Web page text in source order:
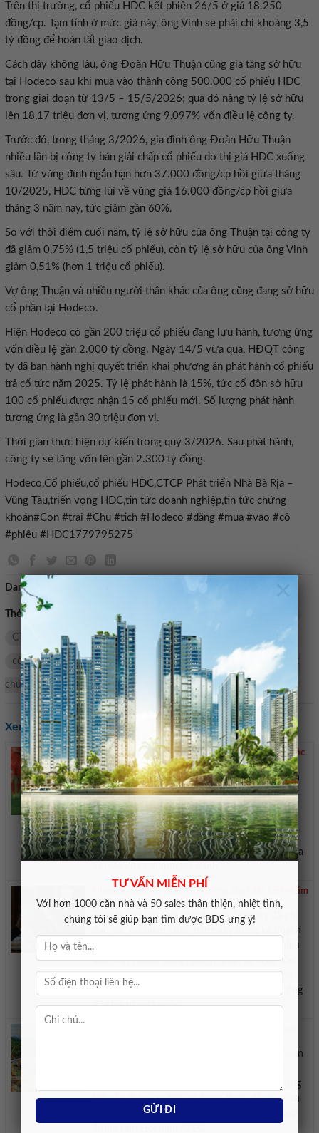
TƯ VẤN MIỄN PHÍ
Với hơn 1000 căn nhà và 50 sales thân thiện, nhiệt tình,
chúng tôi sẽ giúp bạn tìm được BĐS ưng ý!
×
Trên thị trường, cổ phiếu HDC kết phiên 26/5 ở giá 18.250
đồng/cp. Tạm tính ở mức giá này, ông Vinh sẽ phải chi khoảng 3,5
tỷ đồng để hoàn tất giao dịch.
Cách đây không lâu, ông Đoàn Hữu Thuận cũng gia tăng sở hữu
tại Hodeco sau khi mua vào thành công 500.000 cổ phiếu HDC
trong giai đoạn từ 13/5 – 15/5/2026; qua đó nâng tỷ lệ sở hữu
lên 18,17 triệu đơn vị, tương ứng 9,097% vốn điều lệ công ty.
Trước đó, trong tháng 3/2026, gia đình ông Đoàn Hữu Thuận
nhiều lần bị công ty bán giải chấp cổ phiếu do thị giá HDC xuống
sâu. Từ vùng đỉnh ngắn hạn hơn 37.000 đồng/cp hồi giữa tháng
10/2025, HDC từng lùi về vùng giá 16.000 đồng/cp hồi giữa
tháng 3 năm nay, tức giảm gần 60%.
So với thời điểm cuối năm, tỷ lệ sở hữu của ông Thuận tại công ty
đã giảm 0,75% (1,5 triệu cổ phiếu), còn tỷ lệ sở hữu của ông Vinh
giảm 0,51% (hơn 1 triệu cổ phiếu).
Vợ ông Thuận và nhiều người thân khác của ông cũng đang sở hữu
cổ phần tại Hodeco.
Hiện Hodeco có gần 200 triệu cổ phiếu đang lưu hành, tương ứng
vốn điều lệ gần 2.000 tỷ đồng. Ngày 14/5 vừa qua, HĐQT công
ty đã ban hành nghị quyết triển khai phương án phát hành cổ phiếu
trả cổ tức năm 2025. Tỷ lệ phát hành là 15%, tức cổ đôn sở hữu
100 cổ phiếu được nhận 15 cổ phiếu mới. Số lượng phát hành
tương ứng là gần 30 triệu đơn vị.
Thời gian thực hiện dự kiến trong quý 3/2026. Sau phát hành,
công ty sẽ tăng vốn lên gần 2.300 tỷ đồng.
Hodeco,Cổ phiếu,cổ phiếu HDC,CTCP Phát triển Nhà Bà Rịa –
Vũng Tàu,triển vọng HDC,tin tức doanh nghiệp,tin tức chứng
khoán#Con #trai #Chu #tich #Hodeco #đăng #mua #vao #cô
#phiêu #HDC1779795275
Danh mục:
Thẻ tìm kiếm: triển vọng HDC
CTCP Phát triển Nhà Bà Rịa - Vũng Tàu Hodeco
còn phiếu tin tức doanh nghiệp vào tin tức
chứng khoán mua cơ Chủ
Xem các tin khác:
Báo chí Campuchia khen ngợi tuyển Việt Nam trước
trận tối nay
Trang Kampuchea Thmey của Campuchia đánh
giá cao sức mạnh của tuyển Việt Nam, đặc biệt
là tiền đạo nhập tịch Nguyễn Xuân Son trước
trận đấu lúc 20h tối nay 7/8. Trong bài nhận
định trước trận đấu giữa tuyển Việt Nam và
Campuchia đăng tải sáng 7/8, trang Kampuchea
Ukraine chuẩn bị chiến dịch trừng phạt đặc biệt nhằm
vào Nga
Tổng thống Ukraine Volodymyr Zelensky đã chỉ
đạo các cơ quan chức năng xây dựng kế hoạch
cho một “chiến dịch trừng phạt đặc biệt” nhằm
siết chặt ngành công nghiệp quân sự Nga. Viết
trên Facebook ngày 6/8 giờ địa phương, Tổng
thống Ukraine Volodymyr Zelensky cho biết ông
đã chủ trì một cuộc ...
Trung tâm Hội nghị APEC tại Phú Quốc đã hoàn
thép, đồng thời chuyển sang giai đoạn lắp dựng
kết cấu thép, cơ điện và hoàn thiện để phục vụ
Tuần lễ Cấp cao APEC 2027. Toàn cảnh tổ hợp